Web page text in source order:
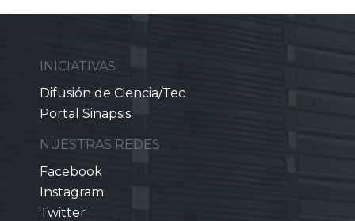
INICIATIVAS
Difusión de Ciencia/Tec
Portal Sinapsis
NUESTRAS REDES
Facebook
Instagram
Twitter